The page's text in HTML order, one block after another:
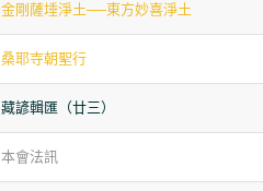
金剛薩埵淨土──東方妙喜淨土
桑耶寺朝聖行
藏諺輯匯（廿三）
本會法訊